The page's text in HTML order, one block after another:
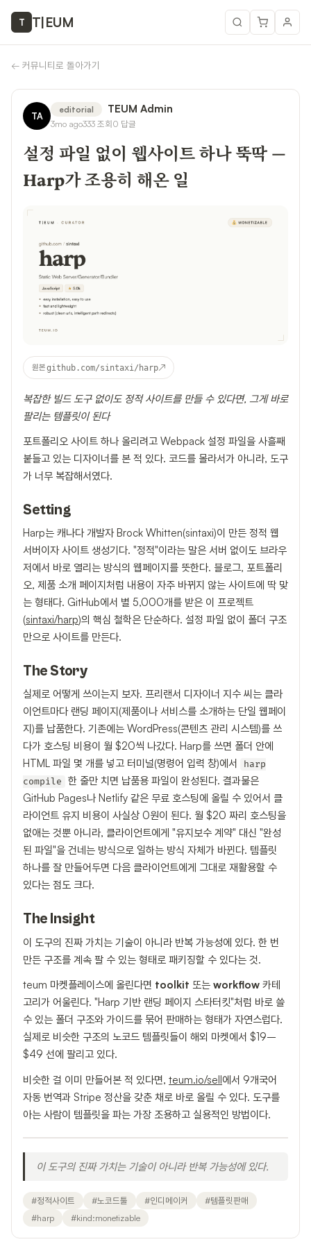
T T|EUM
← 커뮤니티로 돌아가기
TA
editorial TEUM Admin
3mo ago333 조회0 답글
설정 파일 없이 웹사이트 하나 뚝딱 —
Harp가 조용히 해온 일
원본github.com/sintaxi/harp↗
복잡한 빌드 도구 없이도 정적 사이트를 만들 수 있다면, 그게 바로
팔리는 템플릿이 된다
포트폴리오 사이트 하나 올리려고 Webpack 설정 파일을 사흘째
붙들고 있는 디자이너를 본 적 있다. 코드를 몰라서가 아니라, 도구
가 너무 복잡해서였다.
Setting
Harp는 캐나다 개발자 Brock Whitten(sintaxi)이 만든 정적 웹
서버이자 사이트 생성기다. "정적"이라는 말은 서버 없이도 브라우
저에서 바로 열리는 방식의 웹페이지를 뜻한다. 블로그, 포트폴리
오, 제품 소개 페이지처럼 내용이 자주 바뀌지 않는 사이트에 딱 맞
는 형태다. GitHub에서 별 5,000개를 받은 이 프로젝트
(sintaxi/harp)의 핵심 철학은 단순하다. 설정 파일 없이 폴더 구조
만으로 사이트를 만든다.
The Story
실제로 어떻게 쓰이는지 보자. 프리랜서 디자이너 지수 씨는 클라
이언트마다 랜딩 페이지(제품이나 서비스를 소개하는 단일 웹페이
지)를 납품한다. 기존에는 WordPress(콘텐츠 관리 시스템)를 쓰
다가 호스팅 비용이 월 $20씩 나갔다. Harp를 쓰면 폴더 안에
HTML 파일 몇 개를 넣고 터미널(명령어 입력 창)에서
harp
compile
한 줄만 치면 납품용 파일이 완성된다. 결과물은
GitHub Pages나 Netlify 같은 무료 호스팅에 올릴 수 있어서 클
라이언트 유지 비용이 사실상 0원이 된다. 월 $20 짜리 호스팅을
없애는 것뿐 아니라, 클라이언트에게 "유지보수 계약" 대신 "완성
된 파일"을 건네는 방식으로 일하는 방식 자체가 바뀐다. 템플릿
하나를 잘 만들어두면 다음 클라이언트에게 그대로 재활용할 수
있다는 점도 크다.
The Insight
이 도구의 진짜 가치는 기술이 아니라 반복 가능성에 있다. 한 번
만든 구조를 계속 팔 수 있는 형태로 패키징할 수 있다는 것.
teum 마켓플레이스에 올린다면 toolkit 또는 workflow 카테
고리가 어울린다. "Harp 기반 랜딩 페이지 스타터킷"처럼 바로 쓸
수 있는 폴더 구조와 가이드를 묶어 판매하는 형태가 자연스럽다.
실제로 비슷한 구조의 노코드 템플릿들이 해외 마켓에서 $19–
$49 선에 팔리고 있다.
비슷한 걸 이미 만들어본 적 있다면, teum.io/sell에서 9개국어
자동 번역과 Stripe 정산을 갖춘 채로 바로 올릴 수 있다. 도구를
아는 사람이 템플릿을 파는 가장 조용하고 실용적인 방법이다.
이 도구의 진짜 가치는 기술이 아니라 반복 가능성에 있다.
#정적사이트 #노코드툴 #인디메이커 #템플릿판매
#harp #kind:monetizable